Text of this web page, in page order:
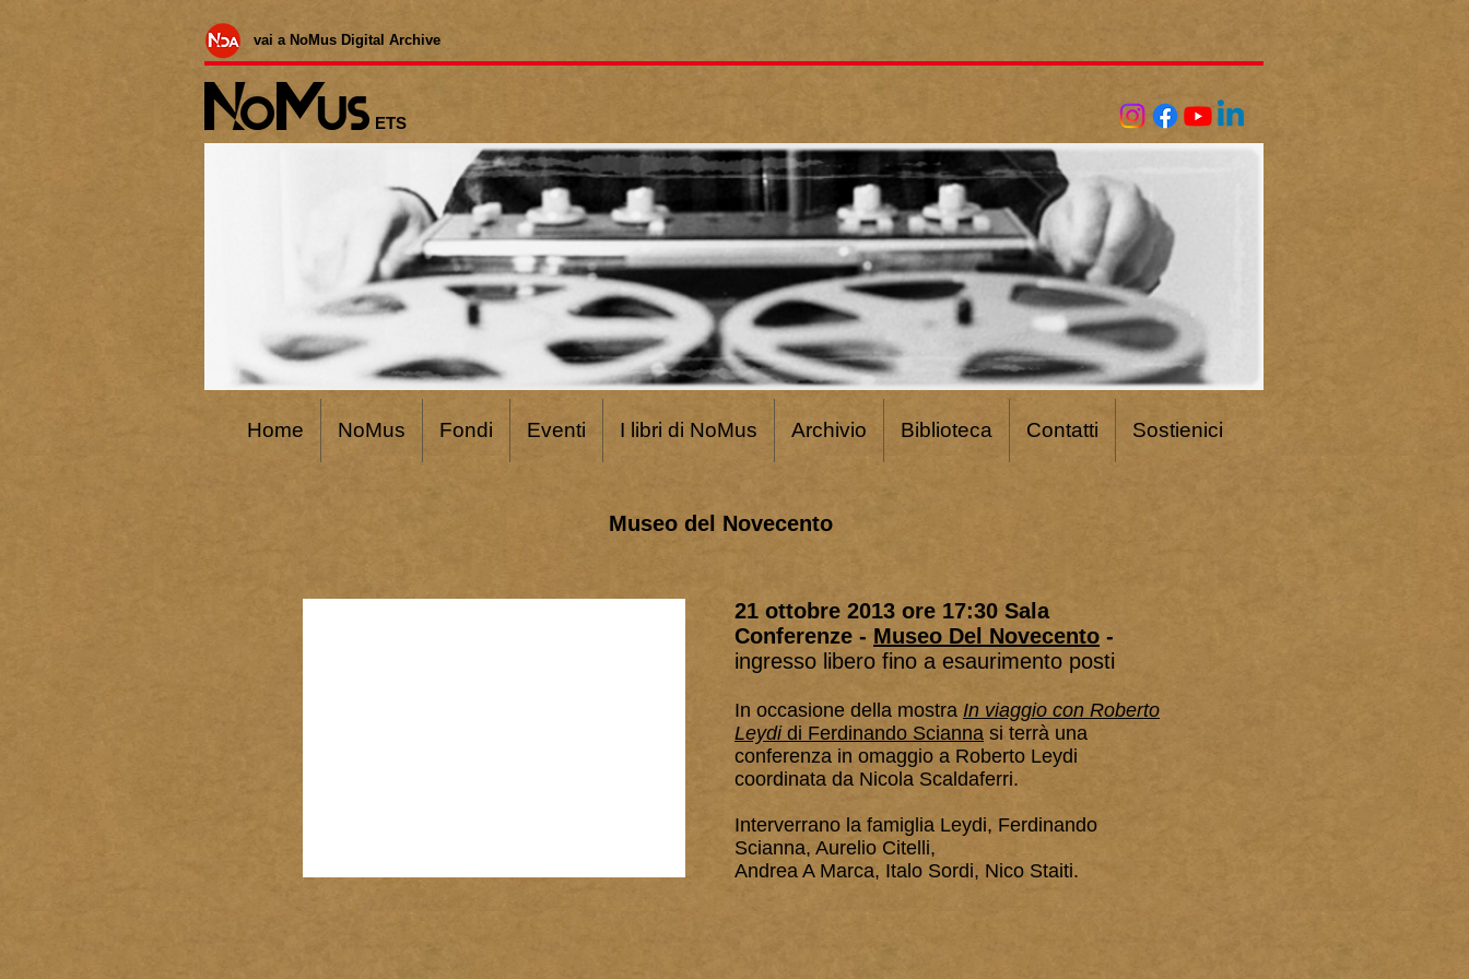
Home NoMus Fondi Eventi I libri di NoMus Archivio Biblioteca Contatti Sostienici
vai a NoMus Digital Archive
ETS
Museo del Novecento
21 ottobre 2013 ore 17:30 Sala
Conferenze - Museo Del Novecento -
ingresso libero fino a esaurimento posti
In occasione della mostra In viaggio con Roberto
Leydidi Ferdinando Scianna si terrà una
conferenza in omaggio a Roberto Leydi
coordinata da Nicola Scaldaferri.
Interverrano la famiglia Leydi, Ferdinando
Scianna, Aurelio Citelli,
Andrea A Marca, Italo Sordi, Nico Staiti.